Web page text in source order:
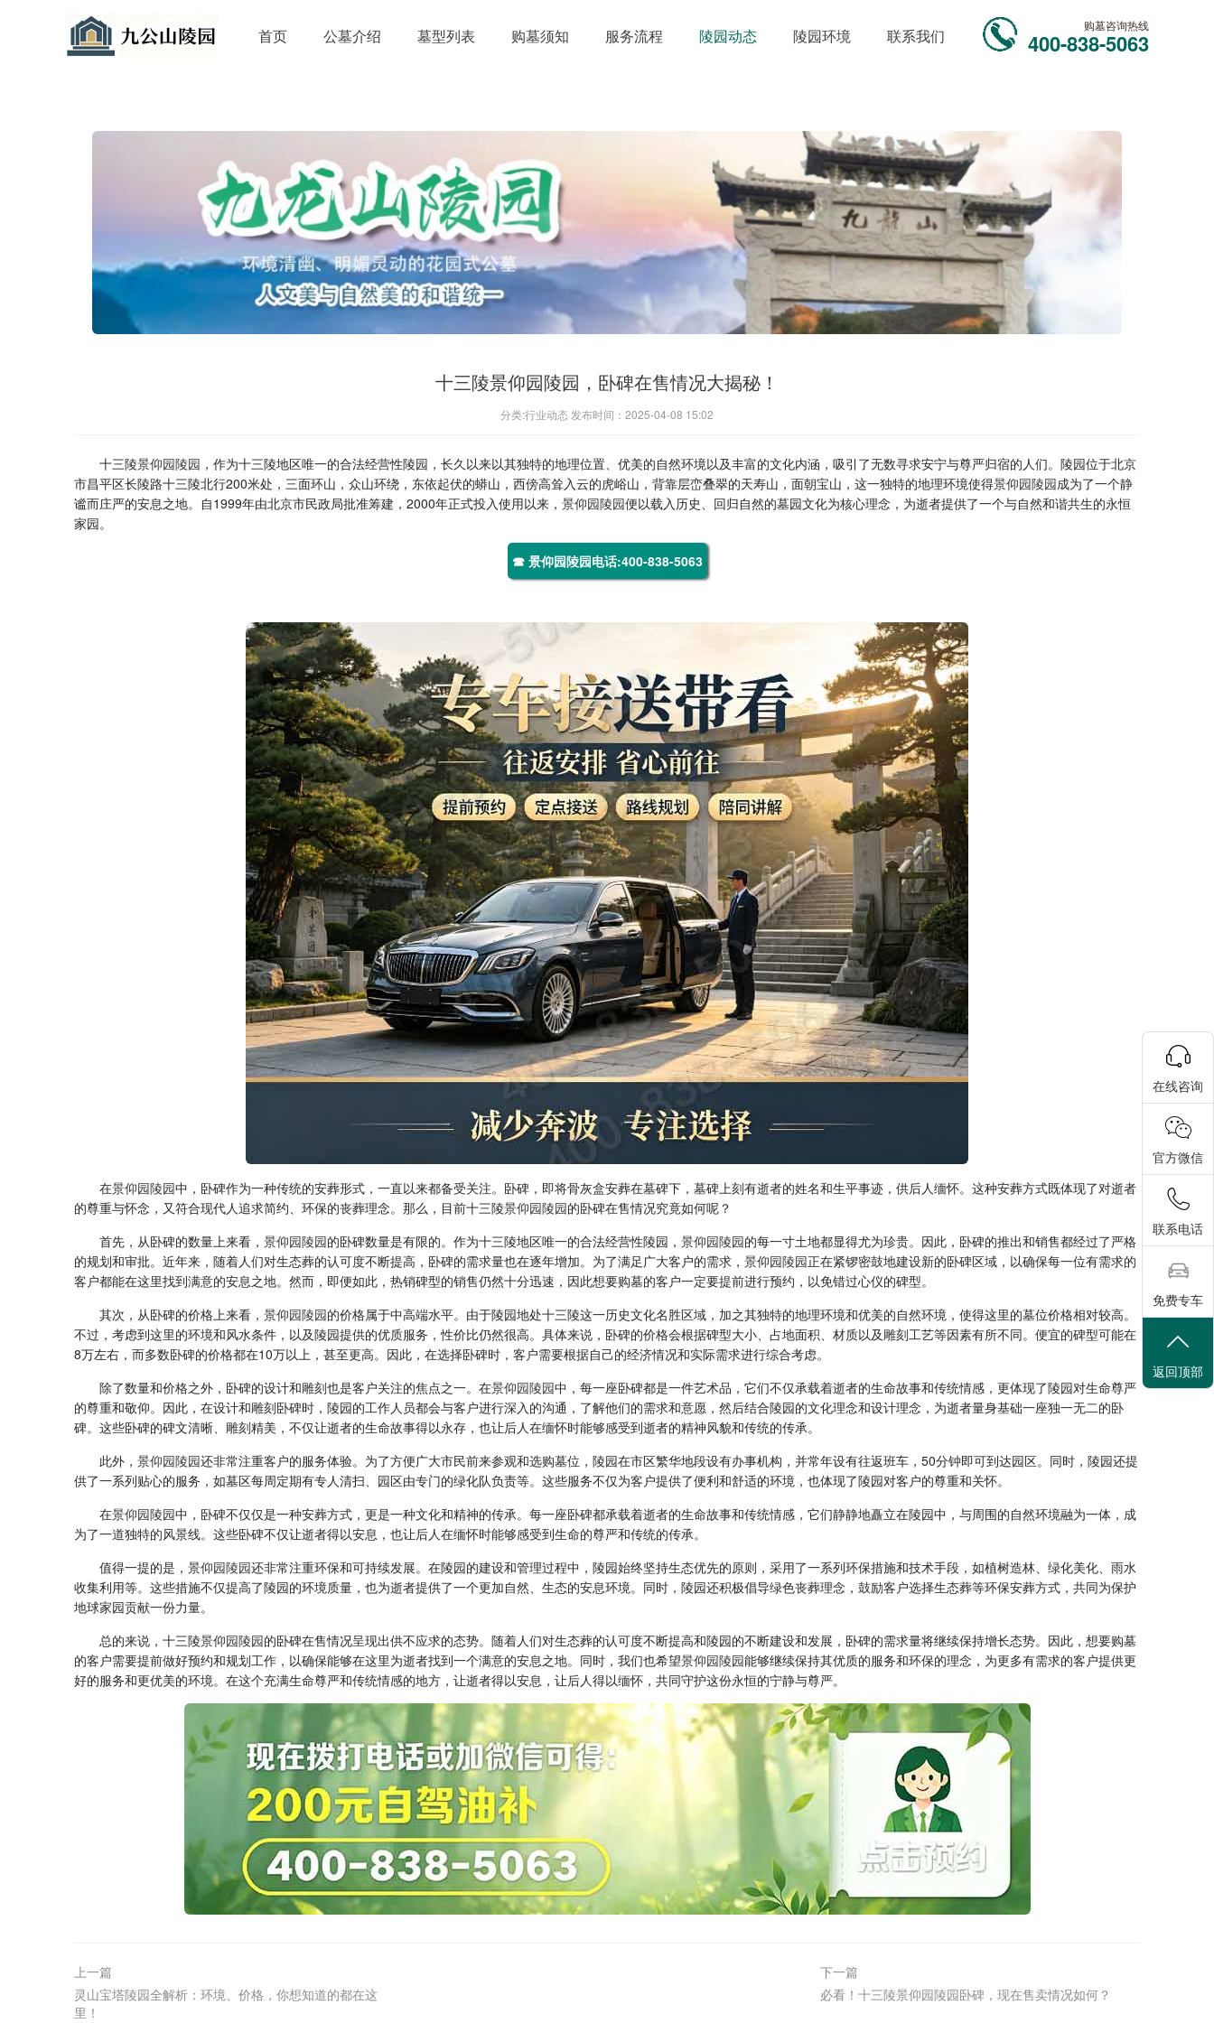
首页 公墓介绍 墓型列表 购墓须知 服务流程 陵园动态 陵园环境 联系我们
购墓咨询热线
400-838-5063
十三陵景仰园陵园，卧碑在售情况大揭秘！
分类:行业动态 发布时间：2025-04-08 15:02
十三陵景仰园陵园 ，作为十三陵地区唯一的合法经营性陵园，长久以来以其独特的地理位置、优美的自然环境以及丰富的文化内涵，吸引了无数寻求安宁与尊严归宿的人们。陵园位于北京
市昌平区长陵路十三陵北行200米处，三面环山，众山环绕，东依起伏的蟒山，西傍高耸入云的虎峪山，背靠层峦叠翠的天寿山，面朝宝山，这一独特的地理环境使得景仰园陵园成为了一个静
谧而庄严的安息之地。自1999年由北京市民政局批准筹建，2000年正式投入使用以来， 景仰园陵园便以载入历史、回归自然的墓园文化为核心理念，为逝者提供了一个与自然和谐共生的永恒
家园。
☎ 景仰园陵园电话:400-838-5063
在景仰园陵园中，卧碑作为一种传统的安葬形式，一直以来都备受关注。卧碑，即将骨灰盒安葬在墓碑下，墓碑上刻有逝者的姓名和生平事迹，供后人缅怀。这种安葬方式既体现了对逝者
的尊重与怀念，又符合现代人追求简约、环保的丧葬理念。那么，目前十三陵景仰园陵园的卧碑在售情况究竟如何呢？
首先，从卧碑的数量上来看， 景仰园陵园的卧碑数量是有限的。作为十三陵地区唯一的合法经营性陵园， 景仰园陵园的每一寸土地都显得尤为珍贵。因此，卧碑的推出和销售都经过了严格
的规划和审批。近年来，随着人们对生态葬的认可度不断提高，卧碑的需求量也在逐年增加。为了满足广大客户的需求， 景仰园陵园正在紧锣密鼓地建设新的卧碑区域，以确保每一位有需求的
客户都能在这里找到满意的安息之地。然而，即便如此，热销碑型的销售仍然十分迅速，因此想要购墓的客户一定要提前进行预约，以免错过心仪的碑型。
其次，从卧碑的价格上来看， 景仰园陵园的价格属于中高端水平。由于陵园地处十三陵这一历史文化名胜区域，加之其独特的地理环境和优美的自然环境，使得这里的墓位价格相对较高。
不过，考虑到这里的环境和风水条件，以及陵园提供的优质服务，性价比仍然很高。具体来说，卧碑的价格会根据碑型大小、占地面积、材质以及雕刻工艺等因素有所不同。便宜的碑型可能在
8万左右，而多数卧碑的价格都在10万以上，甚至更高。因此，在选择卧碑时，客户需要根据自己的经济情况和实际需求进行综合考虑。
除了数量和价格之外，卧碑的设计和雕刻也是客户关注的焦点之一。在景仰园陵园中，每一座卧碑都是一件艺术品，它们不仅承载着逝者的生命故事和传统情感，更体现了陵园对生命尊严
的尊重和敬仰。因此，在设计和雕刻卧碑时，陵园的工作人员都会与客户进行深入的沟通，了解他们的需求和意愿，然后结合陵园的文化理念和设计理念，为逝者量身基础一座独一无二的卧
碑。这些卧碑的碑文清晰、雕刻精美，不仅让逝者的生命故事得以永存，也让后人在缅怀时能够感受到逝者的精神风貌和传统的传承。
此外， 景仰园陵园还非常注重客户的服务体验。为了方便广大市民前来参观和选购墓位，陵园在市区繁华地段设有办事机构，并常年设有往返班车，50分钟即可到达园区。同时，陵园还提
供了一系列贴心的服务，如墓区每周定期有专人清扫、园区由专门的绿化队负责等。这些服务不仅为客户提供了便利和舒适的环境，也体现了陵园对客户的尊重和关怀。
在景仰园陵园中，卧碑不仅仅是一种安葬方式，更是一种文化和精神的传承。每一座卧碑都承载着逝者的生命故事和传统情感，它们静静地矗立在陵园中，与周围的自然环境融为一体，成
为了一道独特的风景线。这些卧碑不仅让逝者得以安息，也让后人在缅怀时能够感受到生命的尊严和传统的传承。
值得一提的是， 景仰园陵园还非常注重环保和可持续发展。在陵园的建设和管理过程中，陵园始终坚持生态优先的原则，采用了一系列环保措施和技术手段，如植树造林、绿化美化、雨水
收集利用等。这些措施不仅提高了陵园的环境质量，也为逝者提供了一个更加自然、生态的安息环境。同时，陵园还积极倡导绿色丧葬理念，鼓励客户选择生态葬等环保安葬方式，共同为保护
地球家园贡献一份力量。
总的来说，十三陵景仰园陵园的卧碑在售情况呈现出供不应求的态势。随着人们对生态葬的认可度不断提高和陵园的不断建设和发展，卧碑的需求量将继续保持增长态势。因此，想要购墓
的客户需要提前做好预约和规划工作，以确保能够在这里为逝者找到一个满意的安息之地。同时，我们也希望景仰园陵园能够继续保持其优质的服务和环保的理念，为更多有需求的客户提供更
好的服务和更优美的环境。在这个充满生命尊严和传统情感的地方，让逝者得以安息，让后人得以缅怀，共同守护这份永恒的宁静与尊严。
上一篇
灵山宝塔陵园全解析：环境、价格，你想知道的都在这
里！
下一篇
必看！十三陵景仰园陵园卧碑，现在售卖情况如何？
在线咨询
官方微信
联系电话
免费专车
返回顶部